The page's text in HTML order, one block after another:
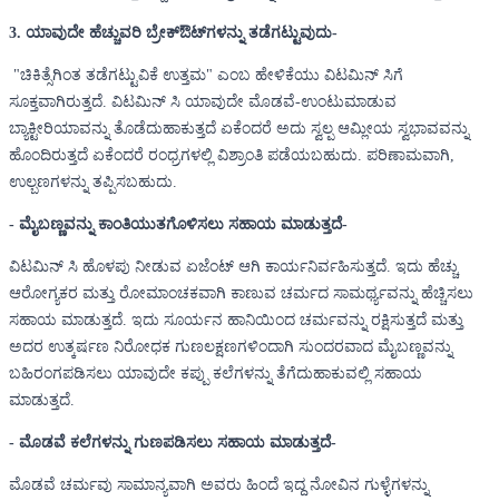
3. ಯಾವುದೇ ಹೆಚ್ಚುವರಿ ಬ್ರೇಕ್‌ಔಟ್‌ಗಳನ್ನು ತಡೆಗಟ್ಟುವುದು-
"ಚಿಕಿತ್ಸೆಗಿಂತ ತಡೆಗಟ್ಟುವಿಕೆ ಉತ್ತಮ" ಎಂಬ ಹೇಳಿಕೆಯು ವಿಟಮಿನ್ ಸಿಗೆ
ಸೂಕ್ತವಾಗಿರುತ್ತದೆ. ವಿಟಮಿನ್ ಸಿ ಯಾವುದೇ ಮೊಡವೆ-ಉಂಟುಮಾಡುವ
ಬ್ಯಾಕ್ಟೀರಿಯಾವನ್ನು ತೊಡೆದುಹಾಕುತ್ತದೆ ಏಕೆಂದರೆ ಅದು ಸ್ವಲ್ಪ ಆಮ್ಲೀಯ ಸ್ವಭಾವವನ್ನು
ಹೊಂದಿರುತ್ತದೆ ಏಕೆಂದರೆ ರಂಧ್ರಗಳಲ್ಲಿ ವಿಶ್ರಾಂತಿ ಪಡೆಯಬಹುದು. ಪರಿಣಾಮವಾಗಿ,
ಉಲ್ಬಣಗಳನ್ನು ತಪ್ಪಿಸಬಹುದು.
- ಮೈಬಣ್ಣವನ್ನು ಕಾಂತಿಯುತಗೊಳಿಸಲು ಸಹಾಯ ಮಾಡುತ್ತದೆ-
ವಿಟಮಿನ್ ಸಿ ಹೊಳಪು ನೀಡುವ ಏಜೆಂಟ್ ಆಗಿ ಕಾರ್ಯನಿರ್ವಹಿಸುತ್ತದೆ. ಇದು ಹೆಚ್ಚು
ಆರೋಗ್ಯಕರ ಮತ್ತು ರೋಮಾಂಚಕವಾಗಿ ಕಾಣುವ ಚರ್ಮದ ಸಾಮರ್ಥ್ಯವನ್ನು ಹೆಚ್ಚಿಸಲು
ಸಹಾಯ ಮಾಡುತ್ತದೆ. ಇದು ಸೂರ್ಯನ ಹಾನಿಯಿಂದ ಚರ್ಮವನ್ನು ರಕ್ಷಿಸುತ್ತದೆ ಮತ್ತು
ಅದರ ಉತ್ಕರ್ಷಣ ನಿರೋಧಕ ಗುಣಲಕ್ಷಣಗಳಿಂದಾಗಿ ಸುಂದರವಾದ ಮೈಬಣ್ಣವನ್ನು
ಬಹಿರಂಗಪಡಿಸಲು ಯಾವುದೇ ಕಪ್ಪು ಕಲೆಗಳನ್ನು ತೆಗೆದುಹಾಕುವಲ್ಲಿ ಸಹಾಯ
ಮಾಡುತ್ತದೆ.
- ಮೊಡವೆ ಕಲೆಗಳನ್ನು ಗುಣಪಡಿಸಲು ಸಹಾಯ ಮಾಡುತ್ತದೆ-
ಮೊಡವೆ ಚರ್ಮವು ಸಾಮಾನ್ಯವಾಗಿ ಅವರು ಹಿಂದೆ ಇದ್ದ ನೋವಿನ ಗುಳ್ಳೆಗಳನ್ನು